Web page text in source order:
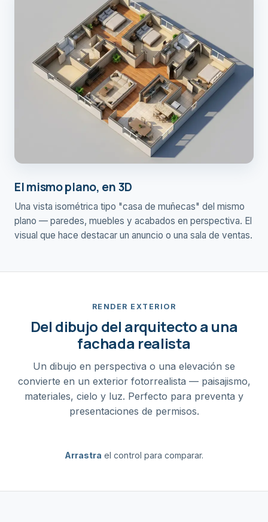
El mismo plano, en 3D
Una vista isométrica tipo "casa de muñecas" del mismo
plano — paredes, muebles y acabados en perspectiva. El
visual que hace destacar un anuncio o una sala de ventas.
RENDER EXTERIOR
Del dibujo del arquitecto a una
fachada realista
Un dibujo en perspectiva o una elevación se
convierte en un exterior fotorrealista — paisajismo,
materiales, cielo y luz. Perfecto para preventa y
presentaciones de permisos.
RENDER
Arrastra el control para comparar.